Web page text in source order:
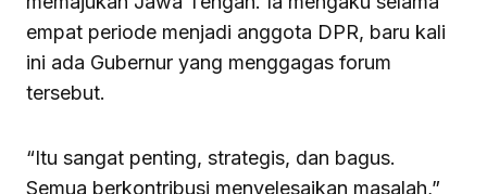
empat periode menjadi anggota DPR, baru kali
ini ada Gubernur yang menggagas forum
tersebut.
“Itu sangat penting, strategis, dan bagus.
Semua berkontribusi menyelesaikan masalah,”